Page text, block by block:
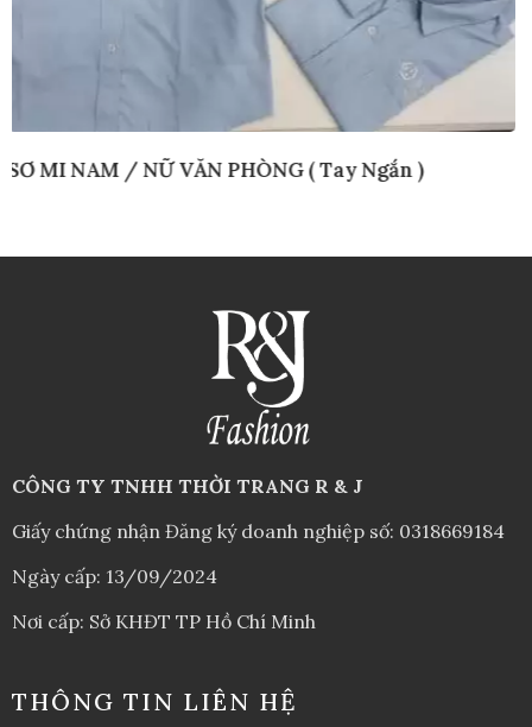
Ngắn )
ÁO SƠ MI VĂN PHÒNG
CÔNG TY TNHH THỜI TRANG R & J
Giấy chứng nhận Đăng ký doanh nghiệp số: 0318669184
Ngày cấp: 13/09/2024
Nơi cấp: Sở KHĐT TP Hồ Chí Minh
THÔNG TIN LIÊN HỆ